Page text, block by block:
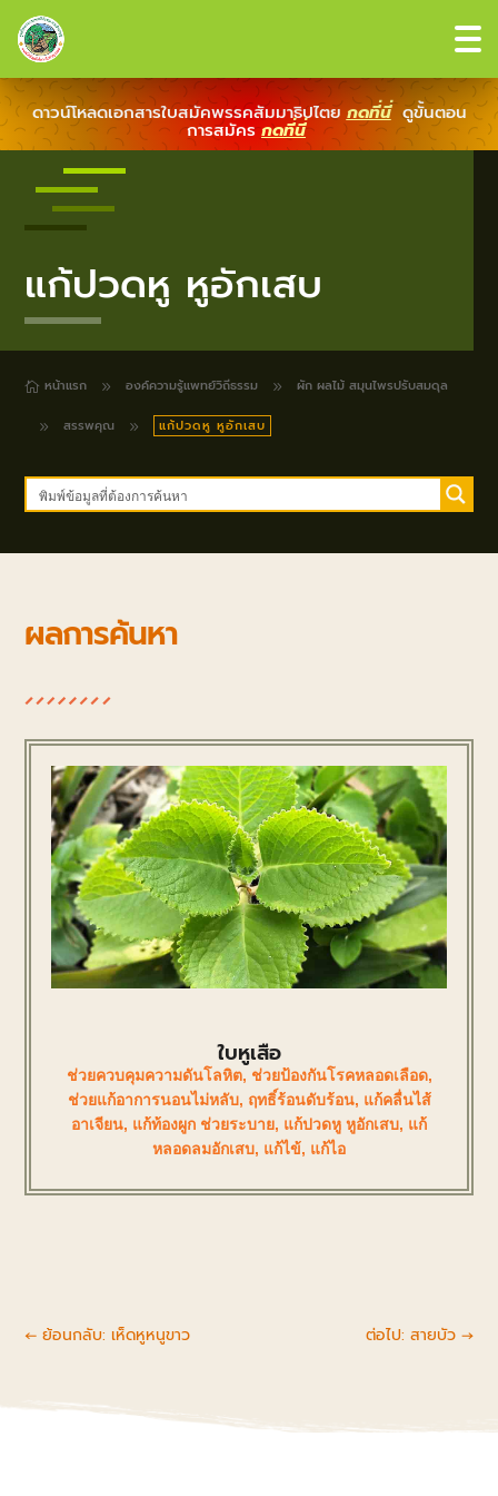
ดาวน์โหลดเอกสารใบสมัคพรรคสัมมาธิปไตย กดที่นี่ ดูขั้นตอน
การสมัครกดที่นี่
แก้ปวดหู หูอักเสบ
 หน้าแรก 9 องค์ความรู้แพทย์วิถีธรรม 9 ผัก ผลไม้ สมุนไพรปรับสมดุล
9 สรรพคุณ 9 แก้ปวดหู หูอักเสบ
ผลการค้นหา
ใบหูเสือ
ช่วยควบคุมความดันโลหิต, ช่วยป้องกันโรคหลอดเลือด,
ช่วยแก้อาการนอนไม่หลับ, ฤทธิ์ร้อนดับร้อน, แก้คลื่นไส้
อาเจียน, แก้ท้องผูก ช่วยระบาย, แก้ปวดหู หูอักเสบ, แก้
หลอดลมอักเสบ, แก้ไข้, แก้ไอ
←ย้อนกลับ: เห็ดหูหนูขาว ต่อไป: สายบัว→